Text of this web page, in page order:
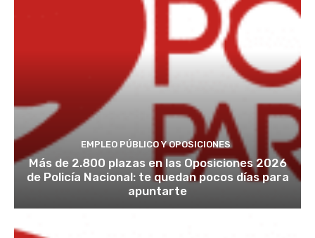
EMPLEO PÚBLICO Y OPOSICIONES
Más de 2.800 plazas en las Oposiciones 2026
de Policía Nacional: te quedan pocos días para
apuntarte